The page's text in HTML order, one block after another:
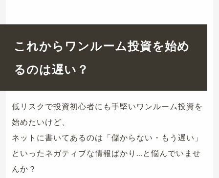
これからワンルーム投資を始め
るのは遅い？
低リスクで投資初心者にも手堅いワンルーム投資を
始めたいけど、
ネットに書いてあるのは「儲からない・もう遅い」
といったネガティブな情報ばかり…と悩んでいませ
んか？